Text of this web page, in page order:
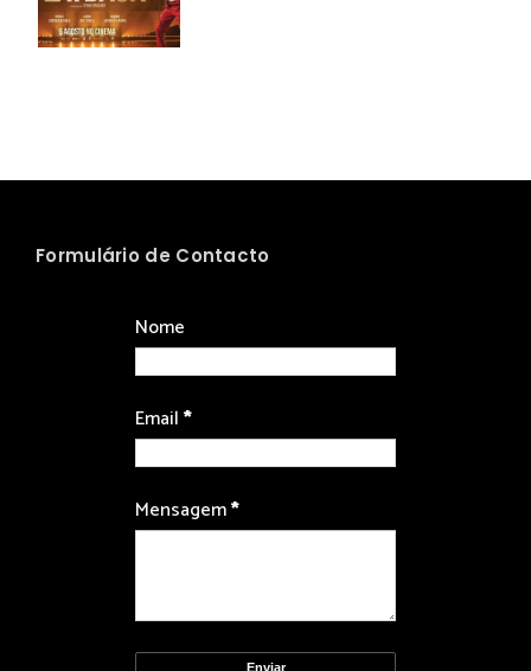
Formulário de Contacto
Nome
Email*
Mensagem*